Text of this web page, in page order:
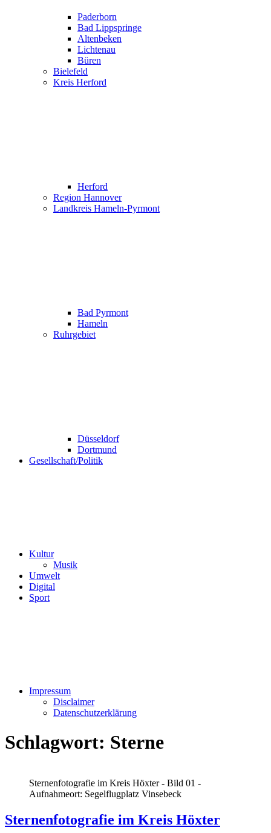
Paderborn
Bad Lippspringe
Altenbeken
Lichtenau
Büren
Bielefeld
Kreis Herford
Herford
Region Hannover
Landkreis Hameln-Pyrmont
Bad Pyrmont
Hameln
Ruhrgebiet
Düsseldorf
Dortmund
Gesellschaft/Politik
Kultur
Musik
Umwelt
Digital
Sport
Impressum
Disclaimer
Datenschutzerklärung
Schlagwort: Sterne
Sternenfotografie im Kreis Höxter - Bild 01 -
Aufnahmeort: Segelflugplatz Vinsebeck
Sternenfotografie im Kreis Höxter